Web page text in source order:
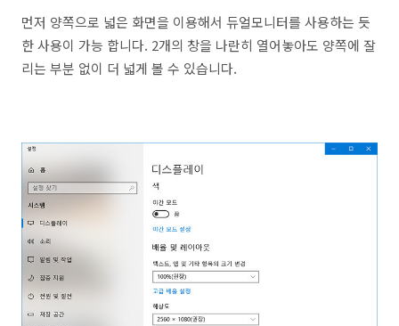
먼저 양쪽으로 넓은 화면을 이용해서 듀얼모니터를 사용하는 듯
한 사용이 가능 합니다. 2개의 창을 나란히 열어놓아도 양쪽에 잘
리는 부분 없이 더 넓게 볼 수 있습니다.